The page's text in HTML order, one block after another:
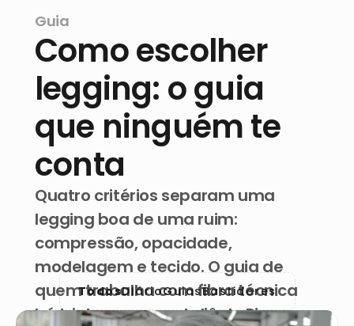
Guia
Como escolher
legging: o guia
que ninguém te
conta
Quatro critérios separam uma
legging boa de uma ruim:
compressão, opacidade,
modelagem e tecido. O guia de
quem trabalha com fibra técnica
há trinta anos no ateliê do Rio.
TodosDIárioGuiasBastidores